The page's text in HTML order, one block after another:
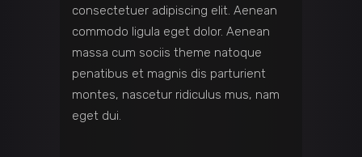
consectetuer adipiscing elit. Aenean
commodo ligula eget dolor. Aenean
massa cum sociis theme natoque
penatibus et magnis dis parturient
montes, nascetur ridiculus mus, nam
eget dui.